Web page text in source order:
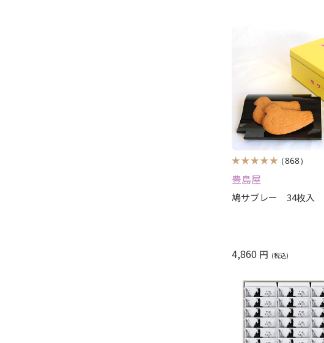
（868）
豊島屋
鳩サブレー 34枚入
4,860 円